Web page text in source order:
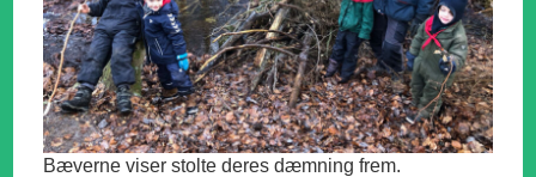
Bæverne viser stolte deres dæmning frem.